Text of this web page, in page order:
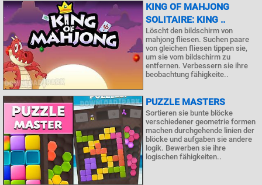
KING OF MAHJONG
SOLITAIRE: KING ..
Löscht den bildschirm von
mahjong fliesen. Suchen paare
von gleichen fliesen tippen sie,
um sie vom bildschirm zu
entfernen. Verbessern sie ihre
beobachtung fähigkeite..
PUZZLE MASTERS
Sortieren sie bunte blöcke
verschiedener geometrie formen
machen durchgehende linien der
blöcke und aufgaben sie andere
logik. Bewerben sie ihre
logischen fähigkeiten..